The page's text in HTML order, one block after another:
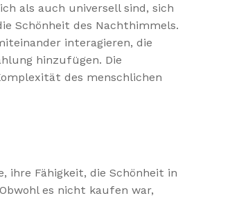
als auch universell sind, sich
Schönheit des Nachthimmels.
interagieren, die
hinzufügen. Die
des menschlichen
ihre Fähigkeit, die Schönheit in
es nicht kaufen war,